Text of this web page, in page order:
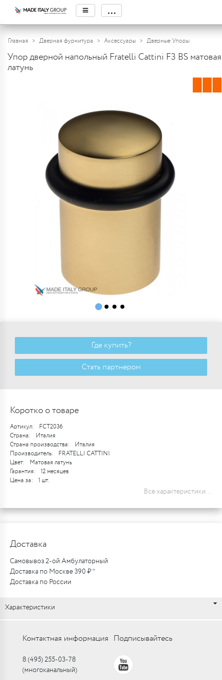
≡ ...
Главная Дверная фурнитура Аксессуары Дверные Упоры
Упор дверной напольный Fratelli Cattini F3 BS матовая
латунь
Где купить?
Стать партнером
Коротко о товаре
Артикул:
FCT2036
Страна:
Италия
Страна производства:
Италия
Производитель:
FRATELLI CATTINI
Цвет:
Матовая латунь
Гарантия:
12 месяцев
Цена за:
1 шт.
Все характеристики...
Доставка
Самовывоз 2-ой Амбулаторный
Доставка по Москве 390 ₽ *
Доставка по России
Характеристики
Контактная информация
8 (495) 255-03-78
(многоканальный)
Подписывайтесь